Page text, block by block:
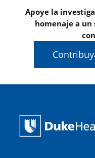
Apoye la
homenaje a un